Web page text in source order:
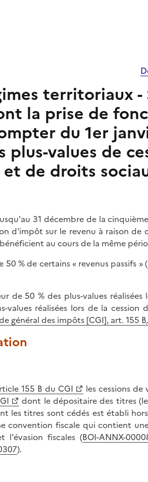
territoriaux -
la prise de
du 1er
values de
de droits
31 décembre de la
d'impôt sur le revenu à raison de
au cours de la même
% de certains « revenus passifs » (
50 % des plus-values réalisées
réalisées lors de la cession
général des impôts [CGI], art. 155
155 B du CGI
les cessions
dont le dépositaire des titres
titres sont cédés est établi
convention fiscale qui contient
l'évasion fiscales (BOI-ANNX-
).